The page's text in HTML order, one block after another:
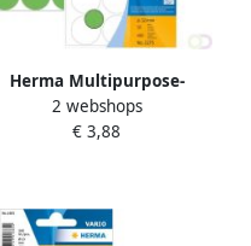
Herma Multipurpose-
etiketten Ã 32 mm rond
permanent hechtend
2 webshops
€ 3,88